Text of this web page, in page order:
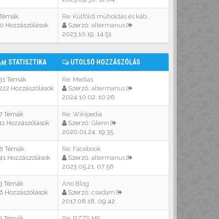
Hozzászólások
Re: Külföldi műholdas és kábe…
Szerző: altermanus
2023.10.19. 14:51
STATISZTIKA UTOLSÓ HOZZÁSZÓLÁS
Témák
Hozzászólások
Re: Media1
Szerző: altermanus
2024.10.02. 10:26
Témák
11 Hozzászólások
Re: Wikipedia
Szerző: Glenn
2020.01.24. 19:35
8 Témák
Hozzászólások
Re: Facebook
Szerző: altermanus
2023.05.21. 07:56
Témák
6 Hozzászólások
Ano Blog
Szerző: csadam
2017.08.18. 09:42